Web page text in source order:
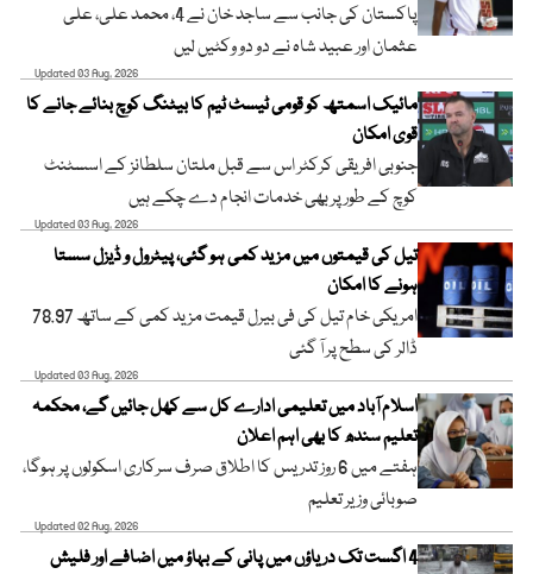
پاکستان کی جانب سے ساجد خان نے 4، محمد علی، علی
عثمان اور عبید شاہ نے دو دو وکٹیں لیں
Updated 03 Aug, 2026
مائیک اسمتھ کو قومی ٹیسٹ ٹیم کا بیٹنگ کوچ بنائے جانے کا
قوی امکان
جنوبی افریقی کرکٹر اس سے قبل ملتان سلطانز کے اسسٹنٹ
کوچ کے طور پر بھی خدمات انجام دے چکے ہیں
Updated 03 Aug, 2026
تیل کی قیمتوں میں مزید کمی ہو گئی، پیٹرول و ڈیزل سستا
ہونے کا امکان
امریکی خام تیل کی فی بیرل قیمت مزید کمی کے ساتھ 78.97
ڈالر کی سطح پر آ گئی
Updated 03 Aug, 2026
اسلام آباد میں تعلیمی ادارے کل سے کھل جائیں گے، محکمہ
تعلیم سندھ کا بھی اہم اعلان
ہفتے میں 6 روز تدریس کا اطلاق صرف سرکاری اسکولوں پر ہوگا،
صوبائی وزیر تعلیم
Updated 02 Aug, 2026
4 اگست تک دریاؤں میں پانی کے بہاؤ میں اضافے اور فلیش